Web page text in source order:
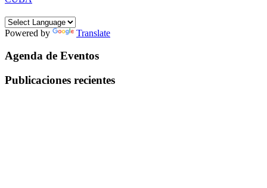
Powered by Translate
Agenda de Eventos
Publicaciones recientes